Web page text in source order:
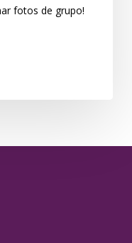
fotos de grupo!